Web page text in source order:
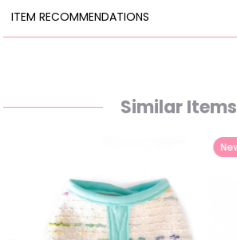
ITEM RECOMMENDATIONS
Similar Items
New